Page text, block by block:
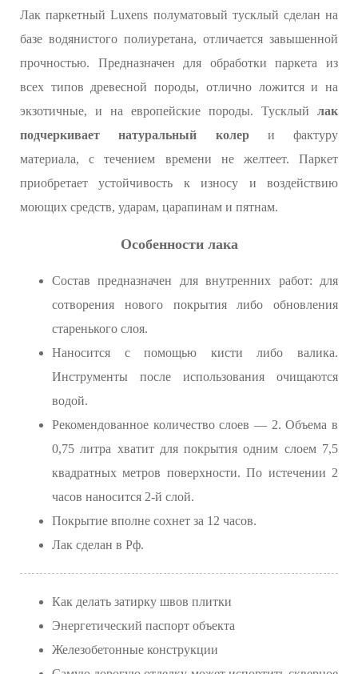
Лак паркетный Luxens полуматовый тусклый сделан на
базе водянистого полиуретана, отличается завышенной
прочностью. Предназначен для обработки паркета из
всех типов древесной породы, отлично ложится и на
экзотичные, и на европейские породы. Тусклый лак
подчеркивает натуральный колери фактуру
материала, с течением времени не желтеет. Паркет
приобретает устойчивость к износу и воздействию
моющих средств, ударам, царапинам и пятнам.
Особенности лака
Состав предназначен для внутренних работ: для
сотворения нового покрытия либо обновления
старенького слоя.
Наносится с помощью кисти либо валика.
Инструменты после использования очищаются
водой.
Рекомендованное количество слоев — 2. Объема в
0,75 литра хватит для покрытия одним слоем 7,5
квадратных метров поверхности. По истечении 2
часов наносится 2-й слой.
Покрытие вполне сохнет за 12 часов.
Лак сделан в Рф.
Как делать затирку швов плитки
Энергетический паспорт объекта
Железобетонные конструкции